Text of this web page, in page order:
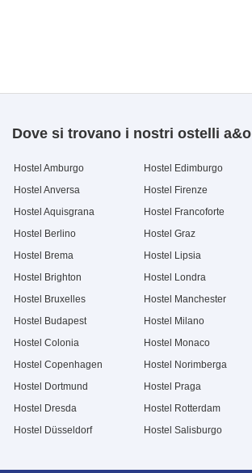
Dove si trovano i nostri ostelli a&o
Hostel Amburgo
Hostel Anversa
Hostel Aquisgrana
Hostel Berlino
Hostel Brema
Hostel Brighton
Hostel Bruxelles
Hostel Budapest
Hostel Colonia
Hostel Copenhagen
Hostel Dortmund
Hostel Dresda
Hostel Düsseldorf
Hostel Edimburgo
Hostel Firenze
Hostel Francoforte
Hostel Graz
Hostel Lipsia
Hostel Londra
Hostel Manchester
Hostel Milano
Hostel Monaco
Hostel Norimberga
Hostel Praga
Hostel Rotterdam
Hostel Salisburgo